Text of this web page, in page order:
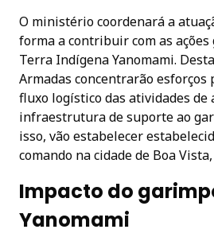
O ministério coordenará a
forma a contribuir com as
Terra Indígena Yanomami.
Armadas concentrarão
fluxo logístico das atividades
infraestrutura de suporte ao
isso, vão estabelecer
comando na cidade de Boa
Impacto do
Yanomami